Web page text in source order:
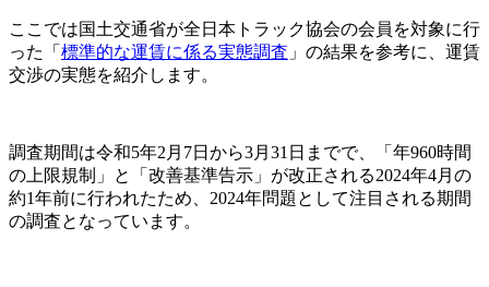
ここでは国土交通省が全日本トラック協会の会員を対象に行
った「 標準的な運賃に係る実態調査 」の結果を参考に、運賃
交渉の実態を紹介します。
調査期間は令和5年2月7日から3月31日までで、「年960時間
の上限規制」と「改善基準告示」が改正される2024年4月の
約1年前に行われたため、2024年問題として注目される期間
の調査となっています。